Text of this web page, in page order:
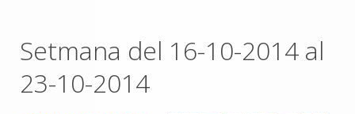
Setmana del 16-10-2014 al
23-10-2014